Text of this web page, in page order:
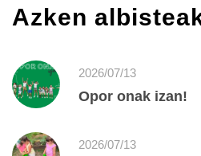
Azken
2026/07/13
Opor onak izan!
2026/07/13